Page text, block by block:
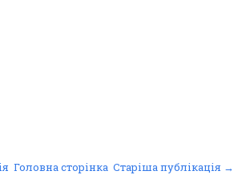
Старіша публікація →
Головна сторінка